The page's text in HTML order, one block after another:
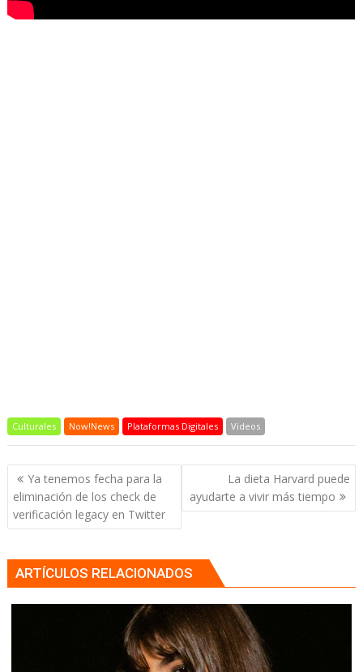
Culturales Now!News Plataformas Digitales Videos
Navegación
de
entradas
Ya tenemos fecha para la
eliminación de los check de
verificación legacy en Twitter
La dieta Harvard puede
ayudarte a vivir más tiempo
ARTÍCULOS RELACIONADOS